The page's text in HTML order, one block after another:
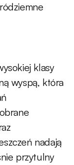
klasy
wyspą, która
nadają
przytulny